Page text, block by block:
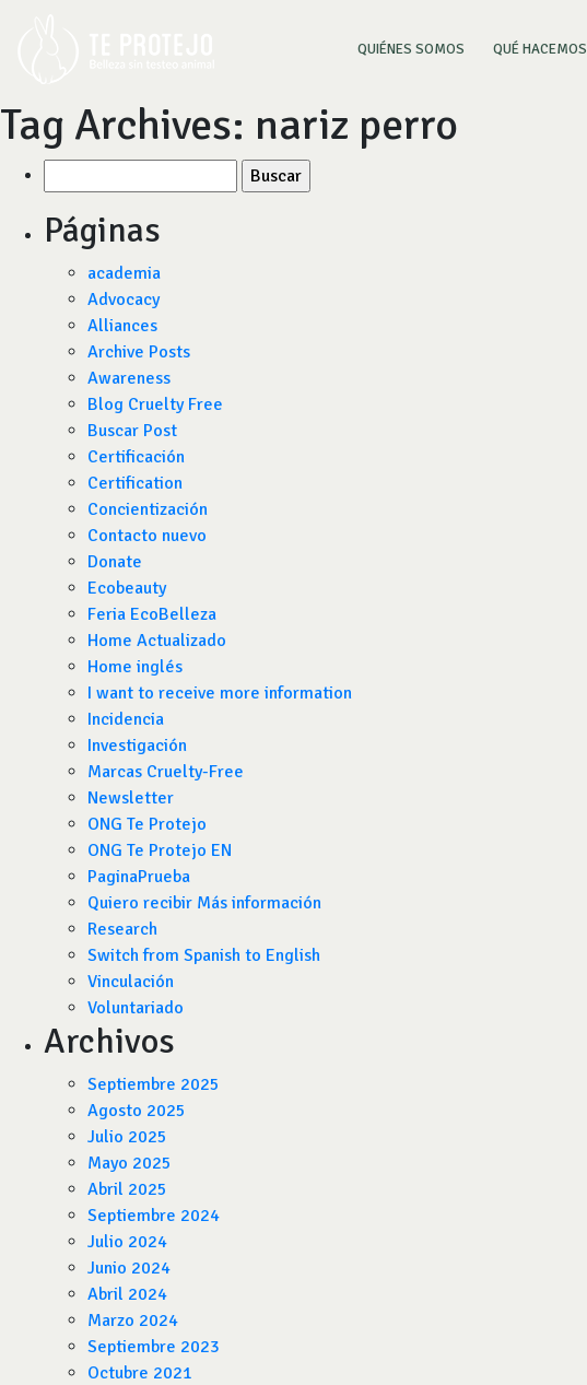
QUIÉNES SOMOS (CURRENT)
QUÉ HACEMOS
Tag Archives: nariz perro
por:
Páginas
academia
Advocacy
Alliances
Archive Posts
Awareness
Blog Cruelty Free
Buscar Post
Certificación
Certification
Concientización
Contacto nuevo
Donate
Ecobeauty
Feria EcoBelleza
Home Actualizado
Home inglés
I want to receive more information
Incidencia
Investigación
Marcas Cruelty-Free
Newsletter
ONG Te Protejo
ONG Te Protejo EN
PaginaPrueba
Quiero recibir Más información
Research
Switch from Spanish to English
Vinculación
Voluntariado
Archivos
Septiembre 2025
Agosto 2025
Julio 2025
Mayo 2025
Abril 2025
Septiembre 2024
Julio 2024
Junio 2024
Abril 2024
Marzo 2024
Septiembre 2023
Octubre 2021